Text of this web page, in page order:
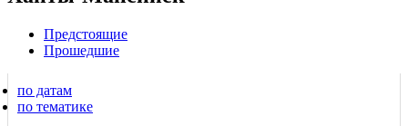
Предстоящие
Прошедшие
по датам
по тематике